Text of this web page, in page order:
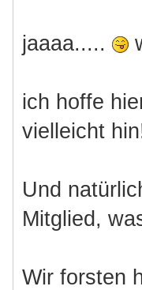
jaaaa.....
ich hoffe
vielleicht
Und
Mitglied,
Wir forsten